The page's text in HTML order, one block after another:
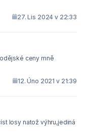
27. Lis 2024 v 22:33
ceny mně
12. Úno 2021 v 21:39
losy natož výhru,jediná